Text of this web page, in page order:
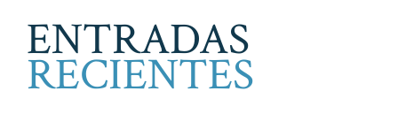
ENTRADAS
RECIENTES